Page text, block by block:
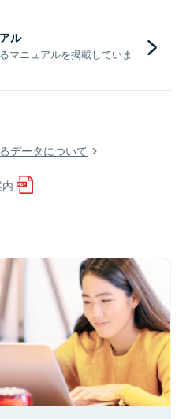
ル
マニュアルを掲載していま
データについて